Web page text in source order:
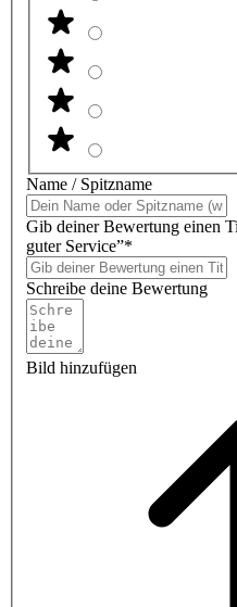
Name / Spitzname
Gib deiner Bewertung einen
guter Service”*
Schreibe deine Bewertung
Bild hinzufügen